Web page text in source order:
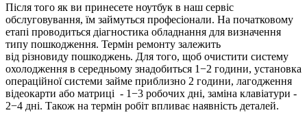
Після того як ви принесете ноутбук в наш сервіс
обслуговування, їм займуться професіонали. На початковому
етапі проводиться діагностика обладнання для визначення
типу пошкодження. Термін ремонту залежить
від різновиду пошкоджень. Для того, щоб очистити систему
охолодження в середньому знадобиться 1−2 години, установка
операційної системи займе приблизно 2 години, лагодження
відеокарти або матриці - 1−3 робочих дні, заміна клавіатури -
2−4 дні. Також на термін робіт впливає наявність деталей.